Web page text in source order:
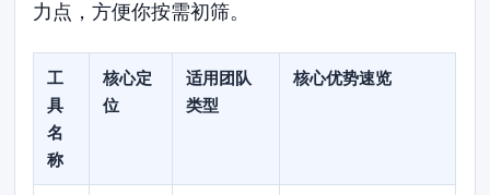
力点，方便你按需初筛。
工
具
名
称
核心定
位
适用团队
类型
核心优势速览